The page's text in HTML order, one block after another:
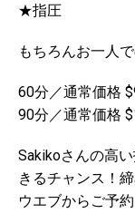
★指圧
もちろんお一人
60分／通常価格
90分／通常価格
Sakikoさんの高
きるチャンス！
ウエブからご予約